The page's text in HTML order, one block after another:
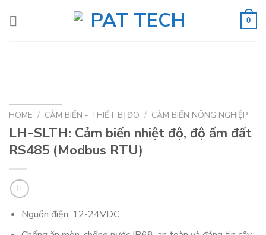
0
HOME / CẢM BIẾN - THIẾT BỊ ĐO / CẢM BIẾN NÔNG NGHIỆP
LH-SLTH: Cảm biến nhiệt độ, độ ẩm đất
RS485 (Modbus RTU)
Nguồn điện: 12-24VDC